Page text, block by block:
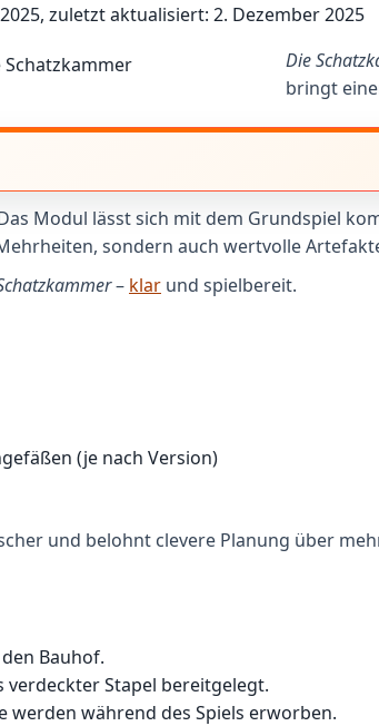
zuletzt aktualisiert: 2. Dezember 2025
Die
bringt
Modul lässt sich mit dem Grundspiel
sondern auch wertvolle
– klar und spielbereit.
(je nach Version)
und belohnt clevere Planung über
Bauhof.
Stapel bereitgelegt.
werden während des Spiels erworben.